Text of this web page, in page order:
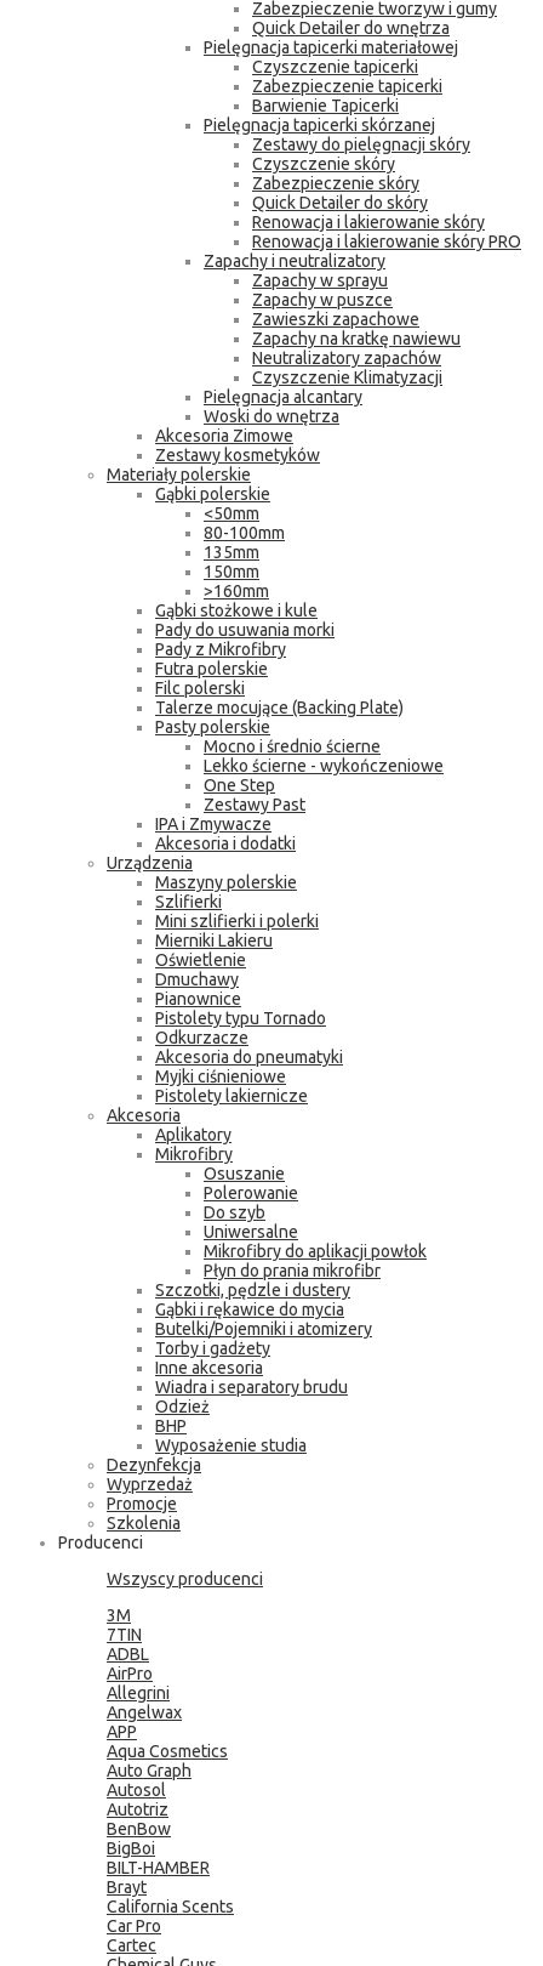
Zabezpieczenie tworzyw i gumy
Quick Detailer do wnętrza
Pielęgnacja tapicerki materiałowej
Czyszczenie tapicerki
Zabezpieczenie tapicerki
Barwienie Tapicerki
Pielęgnacja tapicerki skórzanej
Zestawy do pielęgnacji skóry
Czyszczenie skóry
Zabezpieczenie skóry
Quick Detailer do skóry
Renowacja i lakierowanie skóry
Renowacja i lakierowanie skóry PRO
Zapachy i neutralizatory
Zapachy w sprayu
Zapachy w puszce
Zawieszki zapachowe
Zapachy na kratkę nawiewu
Neutralizatory zapachów
Czyszczenie Klimatyzacji
Pielęgnacja alcantary
Woski do wnętrza
Akcesoria Zimowe
Zestawy kosmetyków
Materiały polerskie
Gąbki polerskie
<50mm
80-100mm
135mm
150mm
>160mm
Gąbki stożkowe i kule
Pady do usuwania morki
Pady z Mikrofibry
Futra polerskie
Filc polerski
Talerze mocujące (Backing Plate)
Pasty polerskie
Mocno i średnio ścierne
Lekko ścierne - wykończeniowe
One Step
Zestawy Past
IPA i Zmywacze
Akcesoria i dodatki
Urządzenia
Maszyny polerskie
Szlifierki
Mini szlifierki i polerki
Mierniki Lakieru
Oświetlenie
Dmuchawy
Pianownice
Pistolety typu Tornado
Odkurzacze
Akcesoria do pneumatyki
Myjki ciśnieniowe
Pistolety lakiernicze
Akcesoria
Aplikatory
Mikrofibry
Osuszanie
Polerowanie
Do szyb
Uniwersalne
Mikrofibry do aplikacji powłok
Płyn do prania mikrofibr
Szczotki, pędzle i dustery
Gąbki i rękawice do mycia
Butelki/Pojemniki i atomizery
Torby i gadżety
Inne akcesoria
Wiadra i separatory brudu
Odzież
BHP
Wyposażenie studia
Dezynfekcja
Wyprzedaż
Promocje
Szkolenia
Producenci
Wszyscy producenci
3M
7TIN
ADBL
AirPro
Allegrini
Angelwax
APP
Aqua Cosmetics
Auto Graph
Autosol
Autotriz
BenBow
BigBoi
BILT-HAMBER
Brayt
California Scents
Car Pro
Cartec